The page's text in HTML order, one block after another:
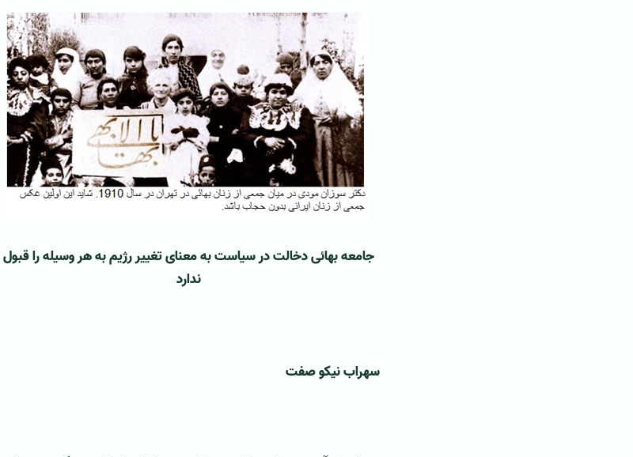
جامعه بهائی دخالت در سیاست به معنای تغییر رژیم به هر وسیله را قبول
ندارد
سهراب نیکو صفت